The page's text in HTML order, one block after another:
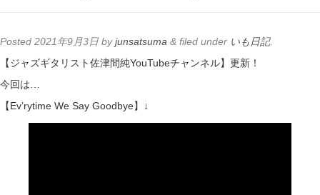
Contact
YouTube
Posted 2021年9月3日 byjunsatsuma & filed under いも日記.
【ジャズギタリスト佐津間純YouTubeチャンネル】更新！
今回は…
【Ev’rytime We Say Goodbye】↓